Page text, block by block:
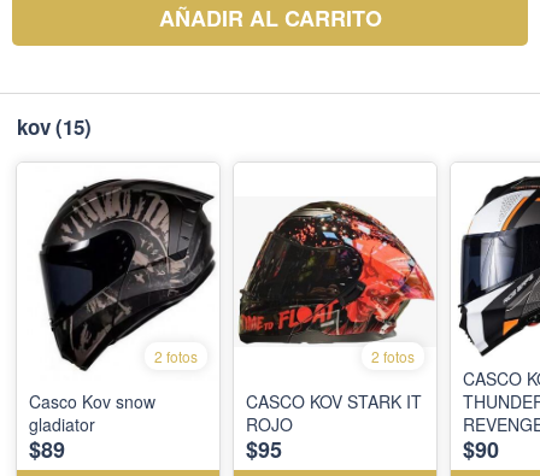
AÑADIR AL CARRITO
kov(15)
2 fotos
Casco Kov snow
gladiator
$89
2 fotos
CASCO KOV STARK IT
ROJO
$95
CASCO
$90